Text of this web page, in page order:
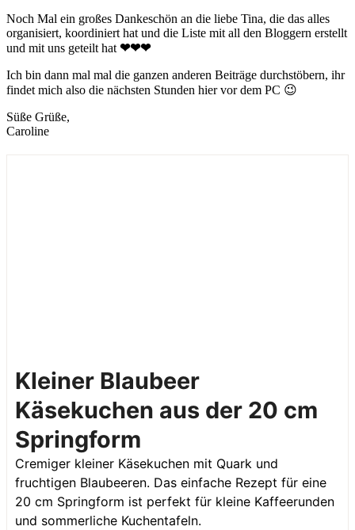
Noch Mal ein großes Dankeschön an die liebe Tina, die das alles
organisiert, koordiniert hat und die Liste mit all den Bloggern erstellt
und mit uns geteilt hat❤❤❤
Ich bin dann mal mal die ganzen anderen Beiträge durchstöbern, ihr
findet mich also die nächsten Stunden hier vor dem PC 😉
Süße Grüße,
Caroline
Kleiner Blaubeer
Käsekuchen aus der 20 cm
Springform
Cremiger kleiner Käsekuchen mit Quark und
fruchtigen Blaubeeren. Das einfache Rezept für eine
20 cm Springform ist perfekt für kleine Kaffeerunden
und sommerliche Kuchentafeln.